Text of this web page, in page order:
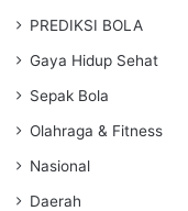
PREDIKSI BOLA
Gaya Hidup Sehat
Sepak Bola
Olahraga & Fitness
Nasional
Daerah